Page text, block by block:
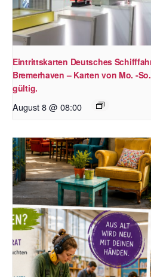
Eintrittskarten Deutsches
Bremerhaven – Karten von Mo. -
gültig.
August 8 @ 08:00